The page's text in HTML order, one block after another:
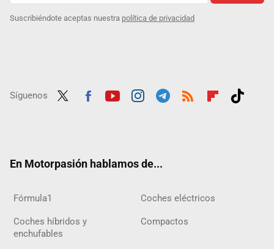
Suscribiéndote aceptas nuestra política de privacidad
Síguenos
En Motorpasión hablamos de...
Fórmula1 Coches eléctricos
Coches híbridos y
enchufables
Compactos